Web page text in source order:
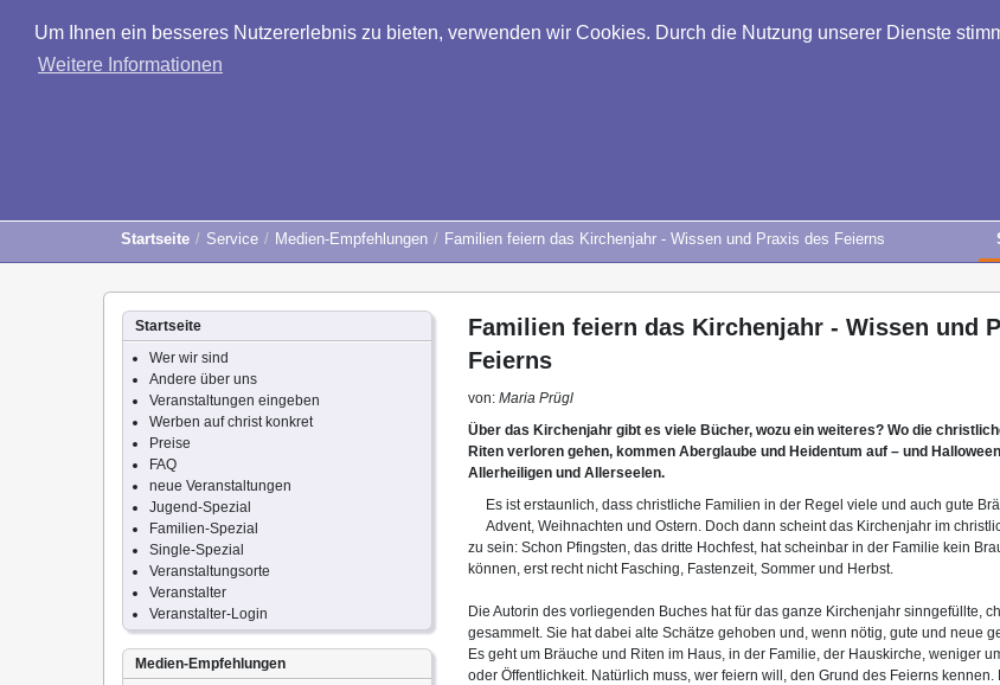
Um Ihnen ein besseres Nutzererlebnis zu bieten, verwenden wir Cookies. Durch die Nutzung unserer Dienste
Weitere Informationen
Startseite Service Medien-Empfehlungen Familien feiern das Kirchenjahr - Wissen und Praxis des Feierns
Familien feiern das Kirchenjahr - Wissen und
Feierns
von: Maria Prügl
Über das Kirchenjahr gibt es viele Bücher, wozu ein weiteres? Wo die
Riten verloren gehen, kommen Aberglaube und Heidentum auf – und
Allerheiligen und Allerseelen.
Es ist erstaunlich, dass christliche Familien in der Regel viele und auch gute
Advent, Weihnachten und Ostern. Doch dann scheint das Kirchenjahr im
zu sein: Schon Pfingsten, das dritte Hochfest, hat scheinbar in der Familie kein
können, erst recht nicht Fasching, Fastenzeit, Sommer und Herbst.
Die Autorin des vorliegenden Buches hat für das ganze Kirchenjahr sinngefüllte,
gesammelt. Sie hat dabei alte Schätze gehoben und, wenn nötig, gute und neue
Es geht um Bräuche und Riten im Haus, in der Familie, der Hauskirche, weniger
oder Öffentlichkeit. Natürlich muss, wer feiern will, den Grund des Feierns kennen.
Startseite
Wer wir sind
Andere über uns
Veranstaltungen eingeben
Werben auf christ konkret
Preise
FAQ
neue Veranstaltungen
Jugend-Spezial
Familien-Spezial
Single-Spezial
Veranstaltungsorte
Veranstalter
Veranstalter-Login
Medien-Empfehlungen